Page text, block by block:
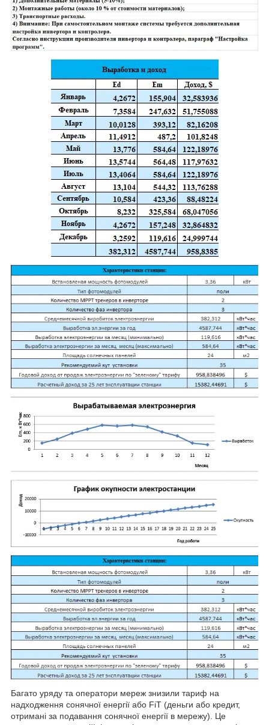
Багато уряду та оператори мереж знизили тариф на
надходження сонячної енергії або FiT (деньги або кредит,
отримані за подавання сонячної енергії в мережу). Це